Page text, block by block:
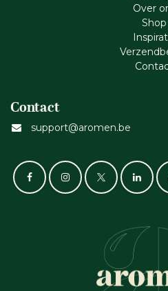
Ove​r​
Shop
Contact
support@aromen.be